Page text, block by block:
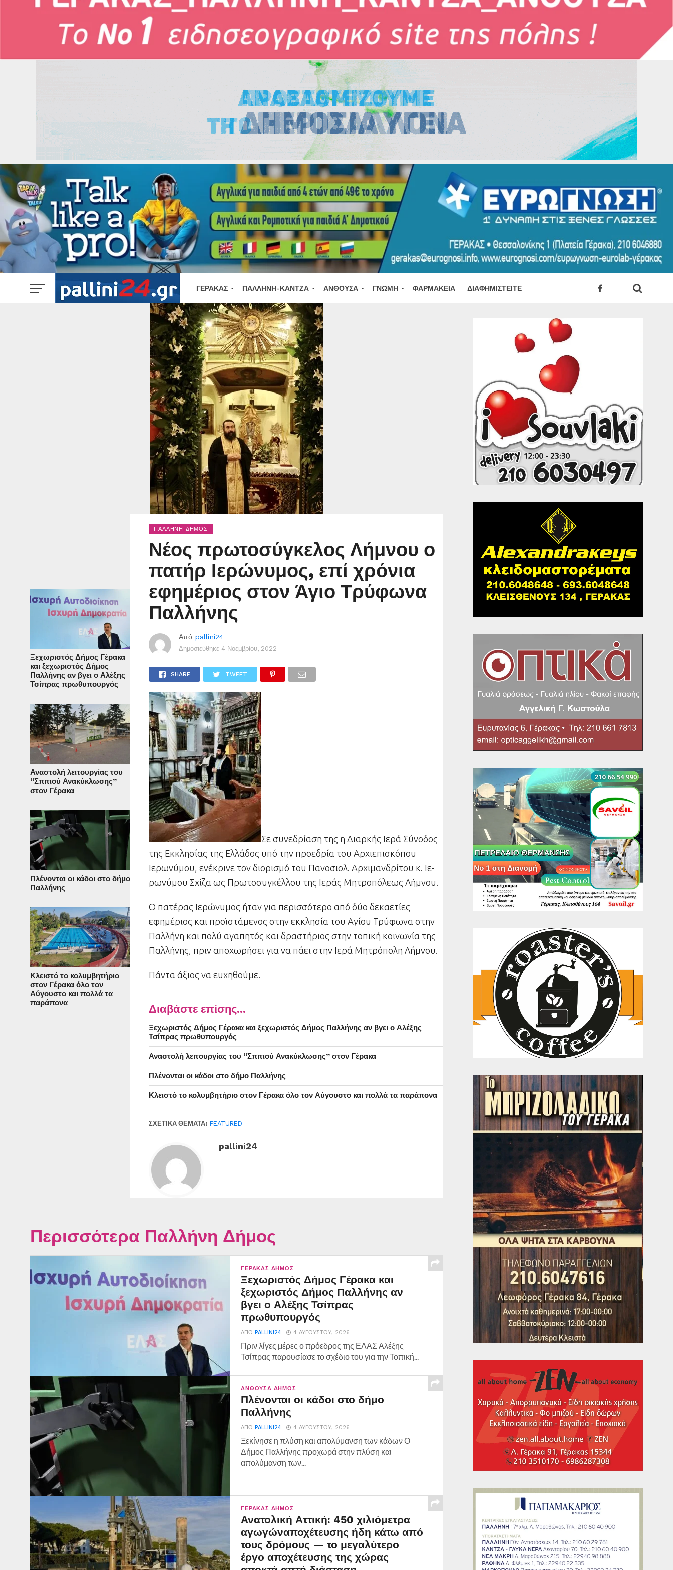
ΓΈΡΑΚΑΣ ΠΑΛΛΉΝΗ-ΚΆΝΤΖΑ ΑΝΘΟΎΣΑ ΓΝΏΜΗ ΦΑΡΜΑΚΕΊΑ ΔΙΑΦΗΜΙΣΤΕΊΤΕ
Ξεχωριστός Δήμος Γέρακα
και ξεχωριστός Δήμος
Παλλήνης αν βγει ο Αλέξης
Τσίπρας πρωθυπουργός
Αναστολή λειτουργίας του
“Σπιτιού Ανακύκλωσης”
στον Γέρακα
Πλένονται οι κάδοι στο δήμο
Παλλήνης
Κλειστό το κολυμβητήριο
στον Γέρακα όλο τον
Αύγουστο και πολλά τα
παράπονα
ΠΑΛΛΉΝΗ ΔΉΜΟΣ
Νέος πρωτοσύγκελος Λήμνου ο
πατήρ Ιερώνυμος, επί χρόνια
εφημέριος στον Άγιο Τρύφωνα
Παλλήνης
Από pallini24
Δημοσιεύθηκε 4 Νοεμβρίου, 2022
SHARE TWEET
Σε συνεδρίαση της η Διαρκής Ιερά Σύνοδος
της Εκκλησίας της Ελλάδος υπό την προεδρία του Αρχιεπισκόπου
Ιερωνύμου, ενέ­κρινε τον δι­ο­ρι­σμό του Πα­νο­σιολ. Αρ­χι­μαν­δρί­του κ. Ι­ε­
ρω­νύ­μου Σχίζα ως Πρω­το­συγ­κέλ­λου της Ι­ε­ράς Μη­τρο­πό­λεως Λή­μνου.
Ο πατέρας Ιερώνυμος ήταν για περισσότερο από δύο δεκαετίες
εφημέριος και προϊστάμενος στην εκκλησία του Αγίου Τρύφωνα στην
Παλλήνη και πολύ αγαπητός και δραστήριος στην τοπική κοινωνία της
Παλλήνης, πριν αποχωρήσει για να πάει στην Ιερά Μητρόπολη Λήμνου.
Πάντα άξιος να ευχηθούμε.
Διαβάστε επίσης...
Ξεχωριστός Δήμος Γέρακα και ξεχωριστός Δήμος Παλλήνης αν βγει ο Αλέξης
Τσίπρας πρωθυπουργός
Αναστολή λειτουργίας του “Σπιτιού Ανακύκλωσης” στον Γέρακα
Πλένονται οι κάδοι στο δήμο Παλλήνης
Κλειστό το κολυμβητήριο στον Γέρακα όλο τον Αύγουστο και πολλά τα παράπονα
ΣΧΕΤΙΚΆ ΘΈΜΑΤΑ: FEATURED
pallini24
Περισσότερα Παλλήνη Δήμος
ΓΈΡΑΚΑΣ ΔΉΜΟΣ
Ξεχωριστός Δήμος Γέρακα και
ξεχωριστός Δήμος Παλλήνης αν
βγει ο Αλέξης Τσίπρας
πρωθυπουργός
ΑΠΌ PALLINI24 4 ΑΥΓΟΎΣΤΟΥ, 2026
Πριν λίγες μέρες ο πρόεδρος της ΕΛΑΣ Αλέξης
Τσίπρας παρουσίασε το σχέδιο του για την Τοπική...
ΑΝΘΟΎΣΑ ΔΉΜΟΣ
Πλένονται οι κάδοι στο δήμο
Παλλήνης
ΑΠΌ PALLINI24 4 ΑΥΓΟΎΣΤΟΥ, 2026
Ξεκίνησε η πλύση και απολύμανση των κάδων Ο
Δήμος Παλλήνης προχωρά στην πλύση και
απολύμανση των...
ΓΈΡΑΚΑΣ ΔΉΜΟΣ
Ανατολική Αττική: 450 χιλιόμετρα
αγωγώναποχέτευσης ήδη κάτω από
τους δρόμους — το μεγαλύτερο
έργο αποχέτευσης της χώρας